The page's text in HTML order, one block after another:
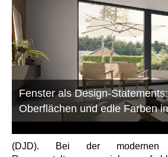
Fenster als Design-
Oberflächen und edle Farben
(DJD). Bei der modernen